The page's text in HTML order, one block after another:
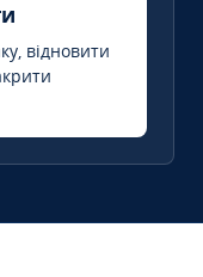
відновити